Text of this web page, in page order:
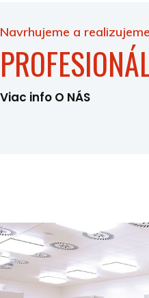
Navrhujeme a realizujeme
Viac info O NÁS